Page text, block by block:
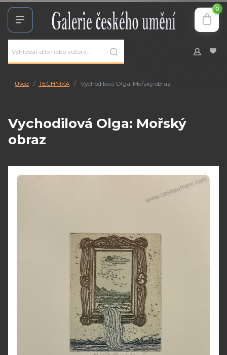
0
Úvod TECHNIKA Vychodilová Olga: Mořský obraz
Vychodilová Olga: Mořský
obraz